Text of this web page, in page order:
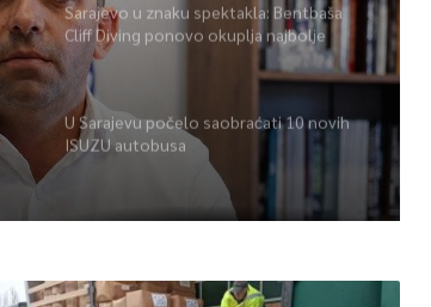
Sarajevo u znaku spektakla: Bentbaša
Cliff Diving ponovo okuplja najbolje
skakače i vrhunsku zabavu
U Sarajevu počelo saobraćati 10 novih
ISUZU autobusa